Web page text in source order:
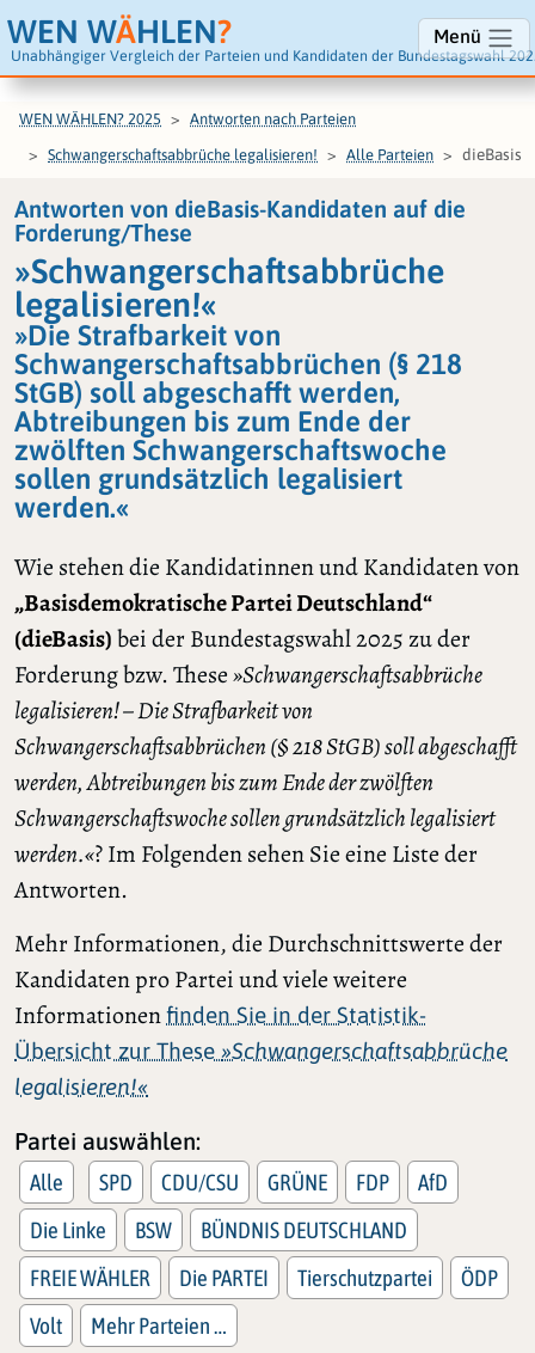
WEN WÄHLEN?
Unabhängiger Vergleich der Parteien und Kandidaten der Bundestagswahl
Menü
WEN WÄHLEN? 2025 Antworten nach Parteien
Schwangerschaftsabbrüche legalisieren! Alle Parteien dieBasis
Antworten von dieBasis-Kandidaten auf die
Forderung/These
»Schwangerschaftsabbrüche
legalisieren!«
»Die Strafbarkeit von
Schwangerschaftsabbrüchen (§ 218
StGB) soll abgeschafft werden,
Abtreibungen bis zum Ende der
zwölften Schwangerschaftswoche
sollen grundsätzlich legalisiert
werden.«
Wie stehen die Kandidatinnen und Kandidaten von
„Basisdemokratische Partei Deutschland“
(dieBasis)bei der Bundestagswahl 2025 zu der
Forderung bzw. These»Schwangerschaftsabbrüche
legalisieren! – Die Strafbarkeit von
Schwangerschaftsabbrüchen (§ 218 StGB) soll abgeschafft
werden, Abtreibungen bis zum Ende der zwölften
Schwangerschaftswoche sollen grundsätzlich legalisiert
werden.«? Im Folgenden sehen Sie eine Liste der
Antworten.
Mehr Informationen, die Durchschnittswerte der
Kandidaten pro Partei und viele weitere
Informationenfinden Sie in der Statistik-
Übersicht zur These »Schwangerschaftsabbrüche
legalisieren!«
Partei auswählen:
Alle SPD CDU/CSU GRÜNE FDP
AfD
Die Linke
BSW
BÜNDNIS DEUTSCHLAND
FREIE WÄHLER
Die PARTEI Tierschutzpartei
ÖDP
Volt
Mehr Parteien …